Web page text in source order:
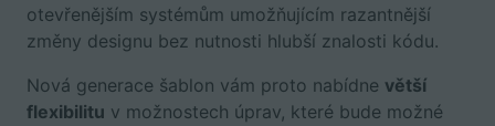
otevřenějším systémům umožňujícím razantnější
změny designu bez nutnosti hlubší znalosti kódu.
Nová generace šablon vám proto nabídne větší
flexibilitu v možnostech úprav, které bude možné